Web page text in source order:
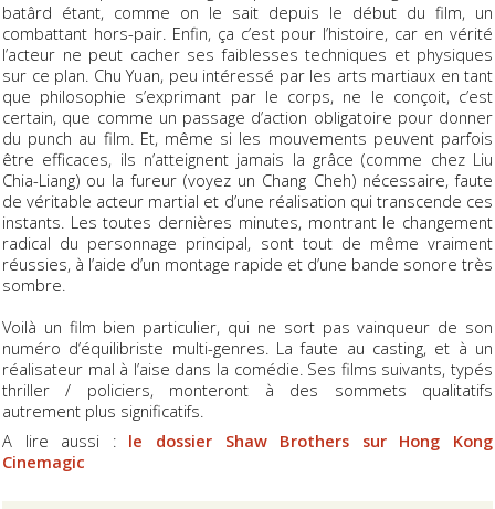
batârd étant, comme on le sait depuis le début du film, un
combattant hors-pair. Enfin, ça c’est pour l’histoire, car en vérité
l’acteur ne peut cacher ses faiblesses techniques et physiques
sur ce plan. Chu Yuan, peu intéressé par les arts martiaux en tant
que philosophie s’exprimant par le corps, ne le conçoit, c’est
certain, que comme un passage d’action obligatoire pour donner
du punch au film. Et, même si les mouvements peuvent parfois
être efficaces, ils n’atteignent jamais la grâce (comme chez Liu
Chia-Liang) ou la fureur (voyez un Chang Cheh) nécessaire, faute
de véritable acteur martial et d’une réalisation qui transcende ces
instants. Les toutes dernières minutes, montrant le changement
radical du personnage principal, sont tout de même vraiment
réussies, à l’aide d’un montage rapide et d’une bande sonore très
sombre.
Voilà un film bien particulier, qui ne sort pas vainqueur de son
numéro d’équilibriste multi-genres. La faute au casting, et à un
réalisateur mal à l’aise dans la comédie. Ses films suivants, typés
thriller / policiers, monteront à des sommets qualitatifs
autrement plus significatifs.
A lire aussi : le dossier Shaw Brothers sur Hong Kong
Cinemagic